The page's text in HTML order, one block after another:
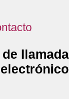
llamada